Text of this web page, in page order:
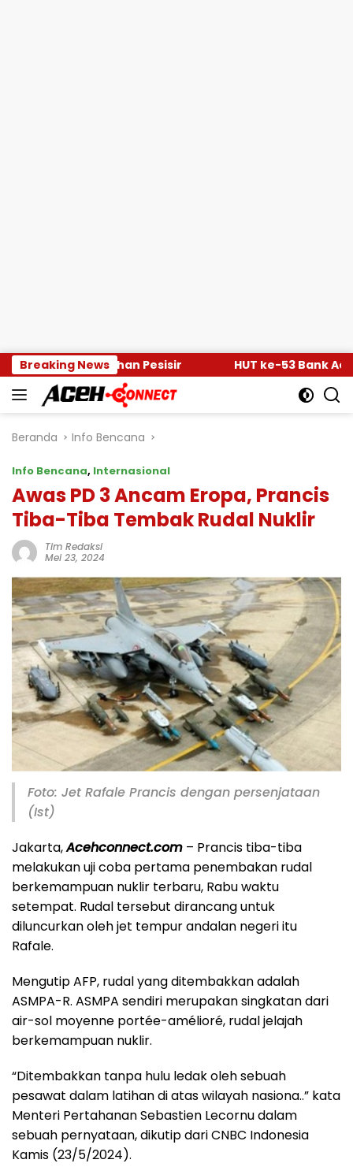
Langsung
ke
konten
Breaking News
Pesisir HUT ke-53 Bank Aceh:
Beranda Info Bencana
Info Bencana, Internasional
Awas PD 3 Ancam Eropa, Prancis
Tiba-Tiba Tembak Rudal Nuklir
Tim Redaksi
Mei 23, 2024
Foto: Jet Rafale Prancis dengan persenjataan
(Ist)
Jakarta,Acehconnect.com – Prancis tiba-tiba
melakukan uji coba pertama penembakan rudal
berkemampuan nuklir terbaru, Rabu waktu
setempat. Rudal tersebut dirancang untuk
diluncurkan oleh jet tempur andalan negeri itu
Rafale.
Mengutip AFP, rudal yang ditembakkan adalah
ASMPA-R. ASMPA sendiri merupakan singkatan dari
air-sol moyenne portée-amélioré, rudal jelajah
berkemampuan nuklir.
“Ditembakkan tanpa hulu ledak oleh sebuah
pesawat dalam latihan di atas wilayah nasiona..” kata
Menteri Pertahanan Sebastien Lecornu dalam
sebuah pernyataan, dikutip dari CNBC Indonesia
Kamis (23/5/2024).